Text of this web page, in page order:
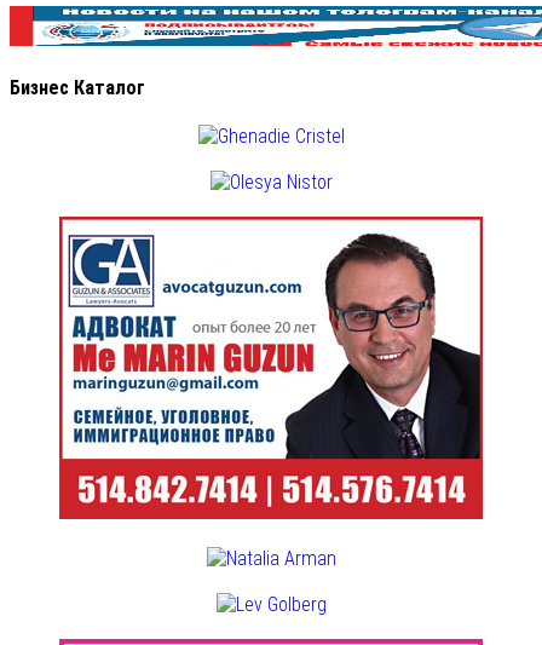
Бизнес Каталог